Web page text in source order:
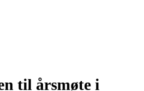
til årsmøte i